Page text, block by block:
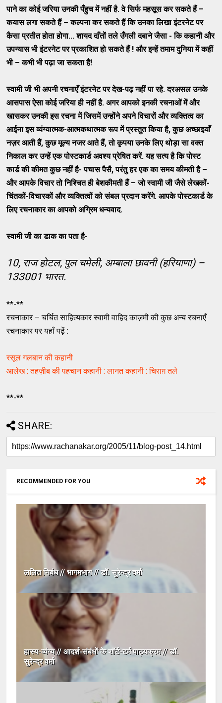
पाने का कोई जरिया उनकी पँहुच में नहीं है. वे सिर्फ महसूस कर सकते हैं –
कयास लगा सकते हैं – कल्पना कर सकते हैं कि उनका लिखा इंटरनेट पर
कैसा प्रतीत होता होगा... शायद दाँतों तले उँगली दबाने जैसा - कि कहानी और
उपन्यास भी इंटरनेट पर प्रकाशित हो सकते हैं ! और इन्हें तमाम दुनिया में कहीं
भी – कभी भी पढ़ा जा सकता है!
स्वामी जी भी अपनी रचनाएँ इंटरनेट पर देख-पढ़ नहीं पा रहे. दरअसल उनके
आसपास ऐसा कोई जरिया ही नहीं है. अगर आपको इनकी रचनाओं में और
खासकर उनकी इस रचना में जिसमें उन्होंने अपने विचारों और व्यक्तित्व का
आईना इस व्यंग्यात्मक-आत्मकथात्मक रूप में प्रस्तुत किया है, कुछ अच्छाइयाँ
नज़र आती हैं, कुछ मूल्य नजर आते हैं, तो कृपया उनके लिए थोड़ा सा वक्त
निकाल कर उन्हें एक पोस्टकार्ड अवश्य प्रेषित करें. यह सत्य है कि पोस्ट
कार्ड की कीमत कुछ नहीं है- पचास पैसै, परंतु हर एक का समय कीमती है –
और आपके विचार तो निश्चित ही बेशकीमती हैं – जो स्वामी जी जैसे लेखकों-
चिंतकों-विचारकों और व्यक्तित्वों को संबल प्रदान करेंगे. आपके पोस्टकार्ड के
लिए रचनाकार का आपको अग्रिम धन्यवाद.
स्वामी जी का डाक का पता है-
10, राज होटल, पुल चमेली, अम्बाला छावनी (हरियाणा) –
133001 भारत.
**-**
रचनाकार – चर्चित साहित्यकार स्वामी वाहिद काज़मी की कुछ अन्य रचनाएँ
रचनाकार पर यहाँ पढ़ें :
रसूल गलबान की कहानी
आलेख : तहज़ीब की पहचान कहानी : लानतकहानी : चिराग़ तले
**-**
SHARE:
RECOMMENDED FOR YOU
ललित निबंध // भागमभाग // डॉ. सुरेन्द्र वर्मा
हास्य-व्यंग्य // आदर्श-संबंधों के शॉर्ट-टर्म पाठ्यक्रम // डॉ.
सुरेन्द्र वर्मा